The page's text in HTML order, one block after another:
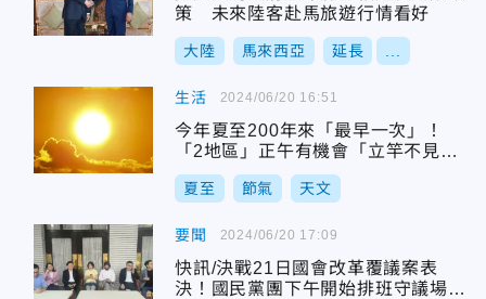
策 未來陸客赴馬旅遊行情看好
大陸 馬來西亞 延長
生活
今年夏至200年來「最早一次」！
「2地區」正午有機會「立竿不見
影」
夏至 節氣 天文
2024/06/20 16:51
要聞
快訊/決戰21日國會改革覆議案表
決！國民黨團下午開始排班守議場大
2024/06/20 17:09